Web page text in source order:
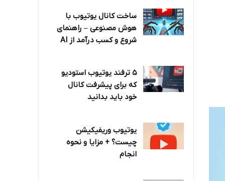
ساخت کانال یوتیوب با
هوش مصنوعی – راهنمای
شروع و کسب درآمد از AI
۵ ترفند یوتیوب استودیو
که برای پیشرفت کانال
خود باید بدانید
یوتیوب وریفیکیشن
چیست؟ + مزایا و نحوه
انجام